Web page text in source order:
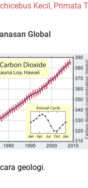
Kecil, Primata
Global
geologi.